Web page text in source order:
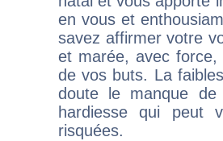
en vous et
savez affirmer votre
et marée, avec
de vos buts. La
doute le manque
hardiesse qui peut
risquées.